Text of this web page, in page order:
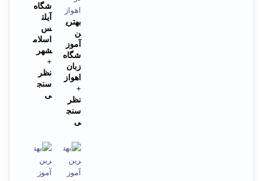
بهتری
ن
آموز
شگاه
زبان
اهواز
+
نظر
سنج
ی
شگاه
آیلت
س
اسلام
شهر
+
نظر
سنج
ی